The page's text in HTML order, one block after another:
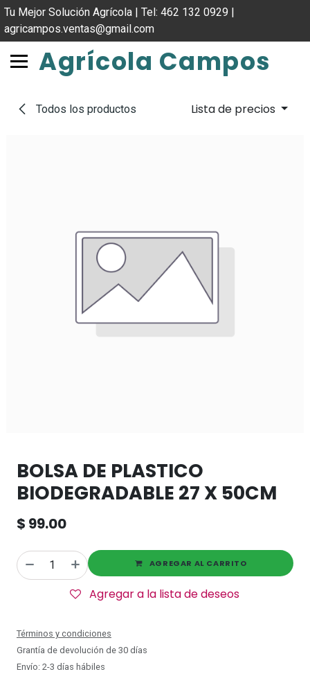
Tu Mejor Solución Agrícola | Tel: 462 132 0929 |
agricampos.ventas@gmail.com
Agrícola Campos
Todos los productos Lista de precios
BOLSA DE PLASTICO
BIODEGRADABLE 27 X 50CM
$ 99.00
AGREGAR AL CARRITO
Agregar a la lista de deseos
Términos y condiciones
Grantía de devolución de 30 días
Envío: 2-3 días hábiles